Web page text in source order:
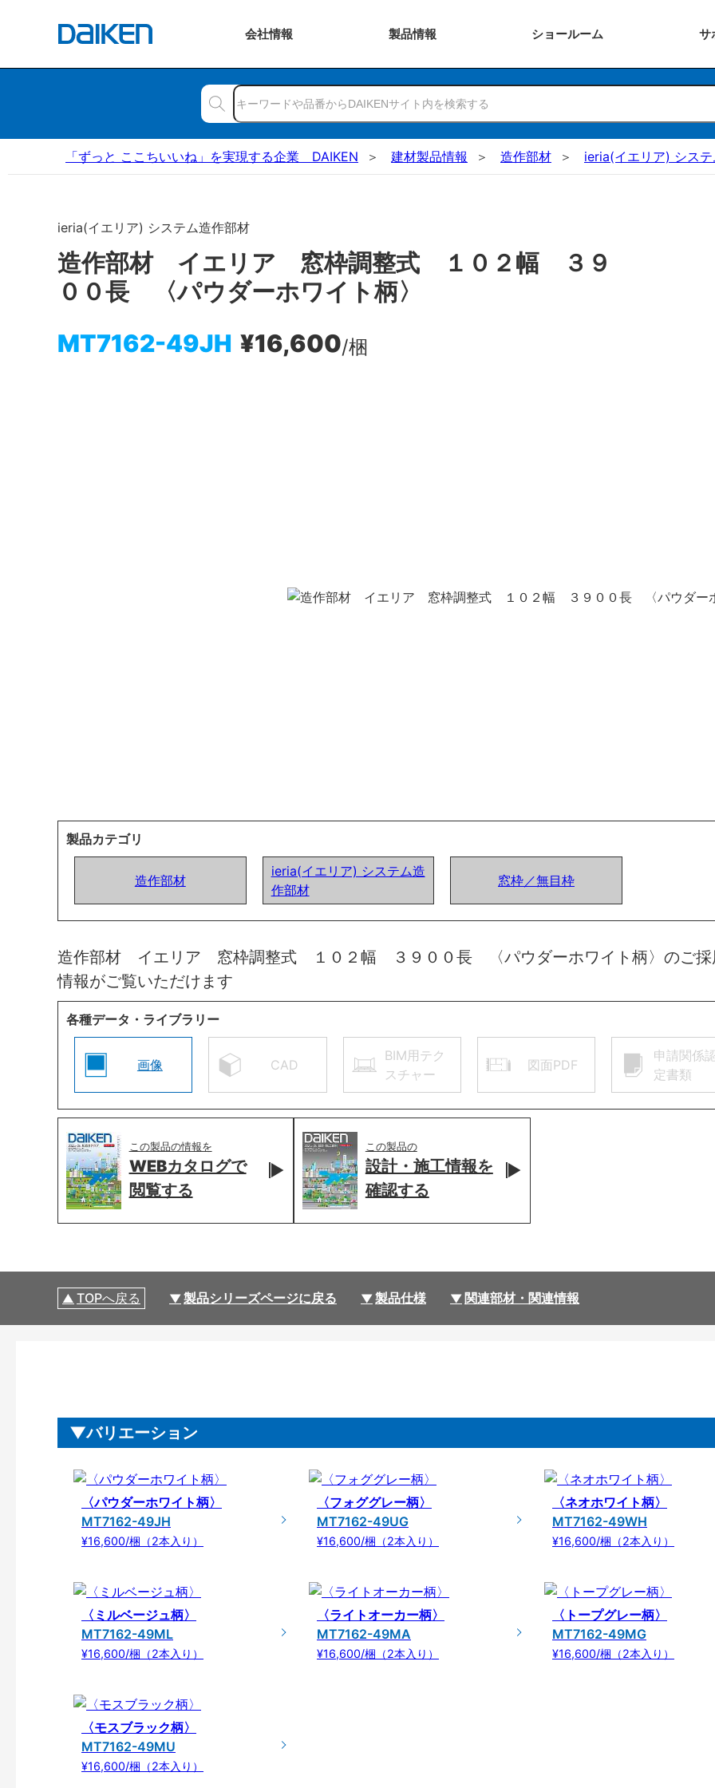
会社情報 製品情報 ショールーム サ
「ずっと ここちいいね」を実現する企業 DAIKEN 建材製品情報 造作部材 ieria(イエリア) シス
ieria(イエリア) システム造作部材
造作部材 イエリア 窓枠調整式 １０２幅 ３９
００長 〈パウダーホワイト柄〉
MT7162-49JH ¥16,600/梱
製品カテゴリ
造作部材
ieria(イエリア) システム造
作部材
窓枠／無目枠
造作部材 イエリア 窓枠調整式 １０２幅 ３９００長 〈パウダーホワイト柄〉のご採
情報がご覧いただけます
各種データ・ライブラリー
画像 CAD
BIM用テク
スチャー
図面PDF
申請関係
定書類
この製品の情報を
WEBカタログで
閲覧する
この製品の
設計・施工情報を
確認する
TOPへ戻る 製品シリーズページに戻る 製品仕様 関連部材・関連情報
バリエーション
〈パウダーホワイト柄〉
MT7162-49JH
¥16,600/梱（2本入り）
〈フォググレー柄〉
MT7162-49UG
¥16,600/梱（2本入り）
〈ネオホワイト柄〉
MT7162-49WH
¥16,600/梱（2本入り）
〈ミルベージュ柄〉
MT7162-49ML
¥16,600/梱（2本入り）
〈ライトオーカー柄〉
MT7162-49MA
¥16,600/梱（2本入り）
〈トープグレー柄〉
MT7162-49MG
¥16,600/梱（2本入り）
〈モスブラック柄〉
MT7162-49MU
¥16,600/梱（2本入り）